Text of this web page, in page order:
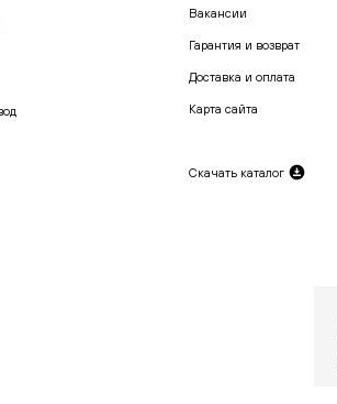
Вакансии
Гарантия и возврат
Доставка и оплата
Карта сайта
Скачать каталог